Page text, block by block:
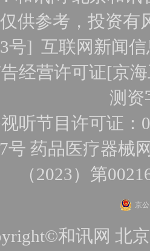
供参考，投资有
号]互联网新闻
经营许可证[京
测资
听节目许可证：
号 药品医疗器械
（2023）第
京
和讯网 北